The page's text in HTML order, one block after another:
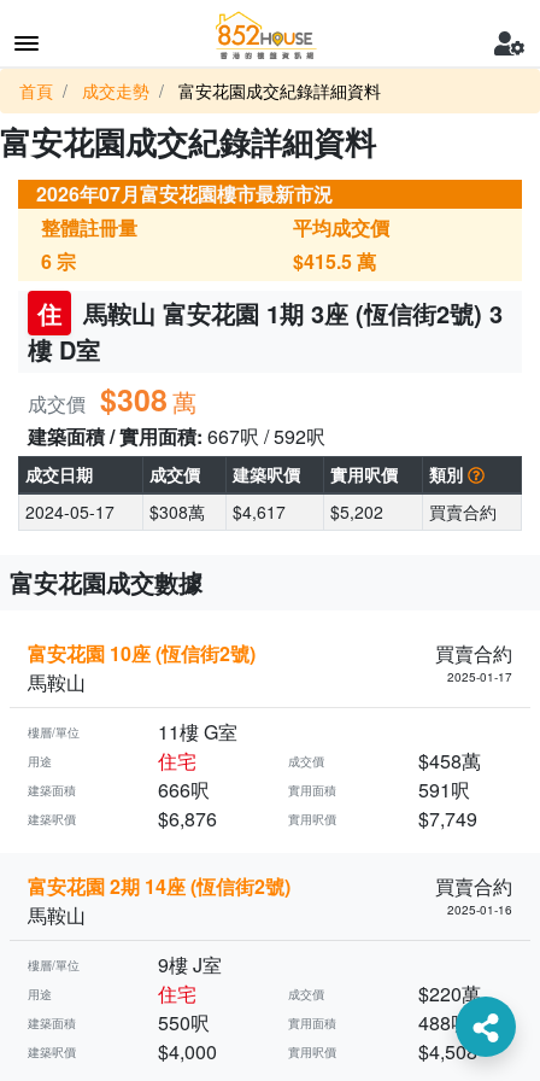
首頁 成交走勢 富安花園成交紀錄詳細資料
富安花園成交紀錄詳細資料
2026年07月富安花園樓市最新市況
整體註冊量
6宗
平均成交價
$415.5萬
住
馬鞍山 富安花園 1期 3座 (恆信街2號) 3
樓 D室
成交價 $308萬
建築面積 / 實用面積: 667呎 / 592呎
成交日期 成交價 建築呎價 實用呎價
類別
2024-05-17
$308萬 $4,617 $5,202 買賣合約
富安花園成交數據
富安花園 10座 (恆信街2號)
買賣合約
馬鞍山
2025-01-17
樓層/單位 11樓 G室
用途 住宅 成交價 $458萬
建築面積 666呎 實用面積 591呎
建築呎價 $6,876 實用呎價 $7,749
富安花園 2期 14座 (恆信街2號)
買賣合約
馬鞍山
2025-01-16
樓層/單位 9樓 J室
用途 住宅 成交價 $220萬
建築面積 550呎 實用面積 488呎
建築呎價 $4,000 實用呎價 $4,508